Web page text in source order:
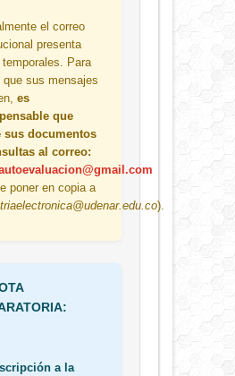
el correo
presenta
Para
que sus mensajes
es
que
sus documentos
al correo:
poner en copia a
).
a la